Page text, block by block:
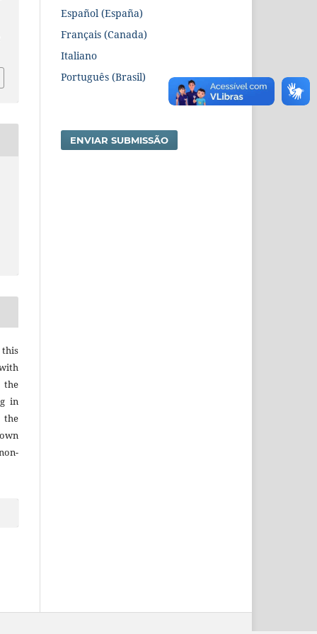
this
in
Español (España)
Français (Canada)
Italiano
Português (Brasil)
ENVIAR SUBMISSÃO